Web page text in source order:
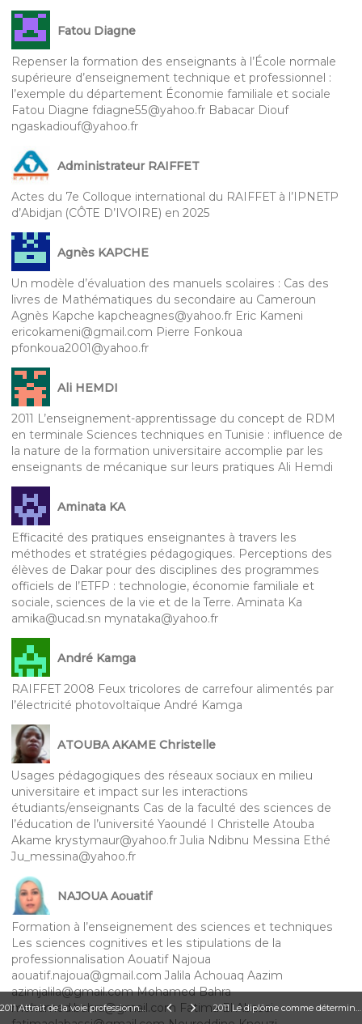
2011 Attrait de la voie professionnelle pour des élèves de 3e de collège André Kamga 2011 Le diplôme comme déterminant de la satisfaction au travail des enseignants Boubacar Traoré & Ansoumana Sané
Fatou Diagne
Repenser la formation des enseignants à l’École normale
supérieure d’enseignement technique et professionnel :
l’exemple du département Économie familiale et sociale
Fatou Diagne fdiagne55@yahoo.fr Babacar Diouf
ngaskadiouf@yahoo.fr
Administrateur RAIFFET
Actes du 7e Colloque international du RAIFFET à l’IPNETP
d’Abidjan (CÔTE D’IVOIRE) en 2025
Agnès KAPCHE
Un modèle d’évaluation des manuels scolaires : Cas des
livres de Mathématiques du secondaire au Cameroun
Agnès Kapche kapcheagnes@yahoo.fr Eric Kameni
ericokameni@gmail.com Pierre Fonkoua
pfonkoua2001@yahoo.fr
Ali HEMDI
2011 L’enseignement-apprentissage du concept de RDM
en terminale Sciences techniques en Tunisie : influence de
la nature de la formation universitaire accomplie par les
enseignants de mécanique sur leurs pratiques Ali Hemdi
Aminata KA
Efficacité des pratiques enseignantes à travers les
méthodes et stratégies pédagogiques. Perceptions des
élèves de Dakar pour des disciplines des programmes
officiels de l’ETFP : technologie, économie familiale et
sociale, sciences de la vie et de la Terre. Aminata Ka
amika@ucad.sn mynataka@yahoo.fr
André Kamga
RAIFFET 2008 Feux tricolores de carrefour alimentés par
l’électricité photovoltaïque André Kamga
ATOUBA AKAME Christelle
Usages pédagogiques des réseaux sociaux en milieu
universitaire et impact sur les interactions
étudiants/enseignants Cas de la faculté des sciences de
l’éducation de l’université Yaoundé I Christelle Atouba
Akame krystymaur@yahoo.fr Julia Ndibnu Messina Ethé
Ju_messina@yahoo.fr
NAJOUA Aouatif
Formation à l’enseignement des sciences et techniques
Les sciences cognitives et les stipulations de la
professionnalisation Aouatif Najoua
aouatif.najoua@gmail.com Jalila Achouaq Aazim
azimjalila@gmail.com Mohamed Bahra
mohamed.bahra@gmail.com Fatima El Abassi